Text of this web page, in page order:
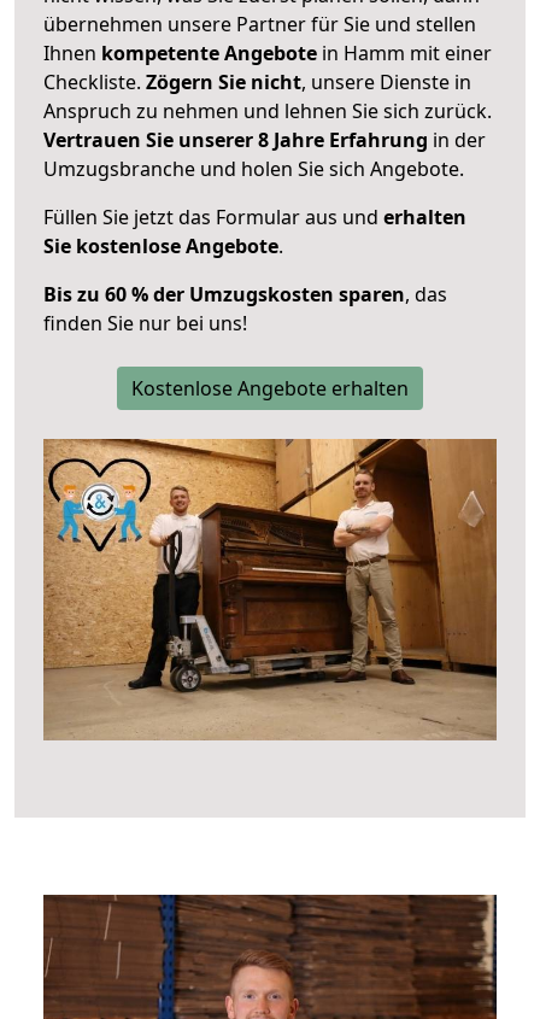
übernehmen unsere Partner für Sie und stellen
Ihnen kompetente Angebote in Hamm mit einer
Checkliste. Zögern Sie nicht, unsere Dienste in
Anspruch zu nehmen und lehnen Sie sich zurück.
Vertrauen Sie unserer 8 Jahre Erfahrung in der
Umzugsbranche und holen Sie sich Angebote.
Füllen Sie jetzt das Formular aus und erhalten
Sie kostenlose Angebote.
Bis zu 60 % der Umzugskosten sparen, das
finden Sie nur bei uns!
Kostenlose Angebote erhalten